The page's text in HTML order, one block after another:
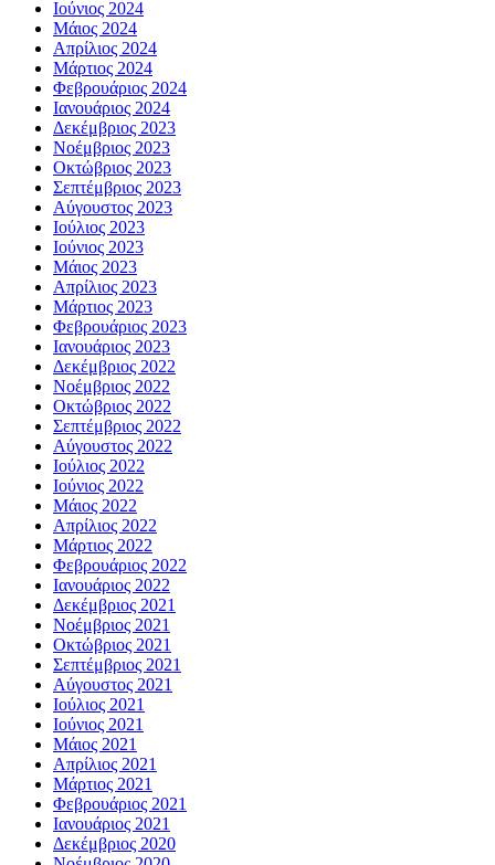
Ιούνιος 2024
Μάιος 2024
Απρίλιος 2024
Μάρτιος 2024
Φεβρουάριος 2024
Ιανουάριος 2024
Δεκέμβριος 2023
Νοέμβριος 2023
Οκτώβριος 2023
Σεπτέμβριος 2023
Αύγουστος 2023
Ιούλιος 2023
Ιούνιος 2023
Μάιος 2023
Απρίλιος 2023
Μάρτιος 2023
Φεβρουάριος 2023
Ιανουάριος 2023
Δεκέμβριος 2022
Νοέμβριος 2022
Οκτώβριος 2022
Σεπτέμβριος 2022
Αύγουστος 2022
Ιούλιος 2022
Ιούνιος 2022
Μάιος 2022
Απρίλιος 2022
Μάρτιος 2022
Φεβρουάριος 2022
Ιανουάριος 2022
Δεκέμβριος 2021
Νοέμβριος 2021
Οκτώβριος 2021
Σεπτέμβριος 2021
Αύγουστος 2021
Ιούλιος 2021
Ιούνιος 2021
Μάιος 2021
Απρίλιος 2021
Μάρτιος 2021
Φεβρουάριος 2021
Ιανουάριος 2021
Δεκέμβριος 2020